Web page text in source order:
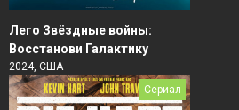
Лего Звёздные войны:
Восстанови Галактику
2024, США
Сериал